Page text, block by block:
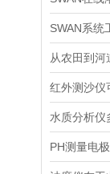
SWAN系统
PH测量电